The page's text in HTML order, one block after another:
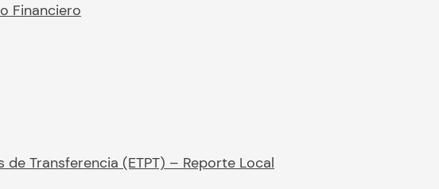
Financiero
de Transferencia (ETPT) – Reporte Local